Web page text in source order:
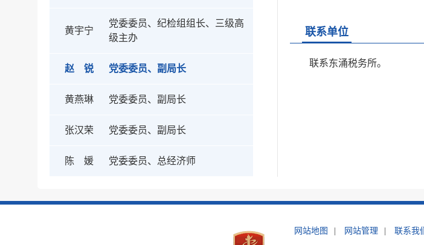
黄宇宁
党委委员、纪检组组长、三级高
级主办
赵 锐 党委委员、副局长
黄燕琳 党委委员、副局长
张汉荣 党委委员、副局长
陈 媛 党委委员、总经济师
联系单位
联系东涌税务所。
网站地图 网站管理 联系我们